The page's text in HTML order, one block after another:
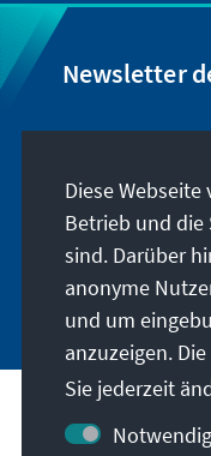
Newsletter
Kontakt
Diese
Betrieb und
sind. Darüber
anonyme
und um
anzuzeigen.
Sie jederzeit